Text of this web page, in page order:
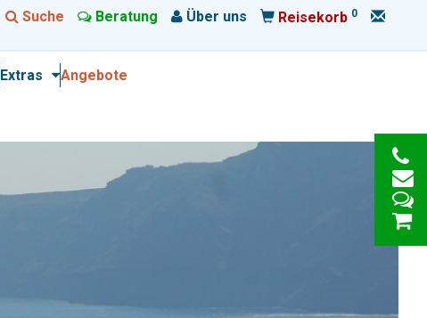
Suche Beratung Über uns Reisekorb 0
Extras Angebote